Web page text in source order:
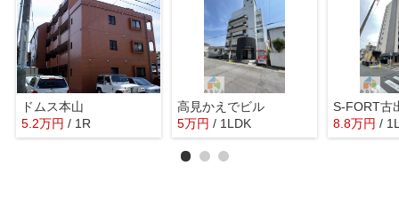
ドムス本山
5.2万円 / 1R
高見かえでビル
5万円 / 1LDK
S-FORT古
8.8万円 /